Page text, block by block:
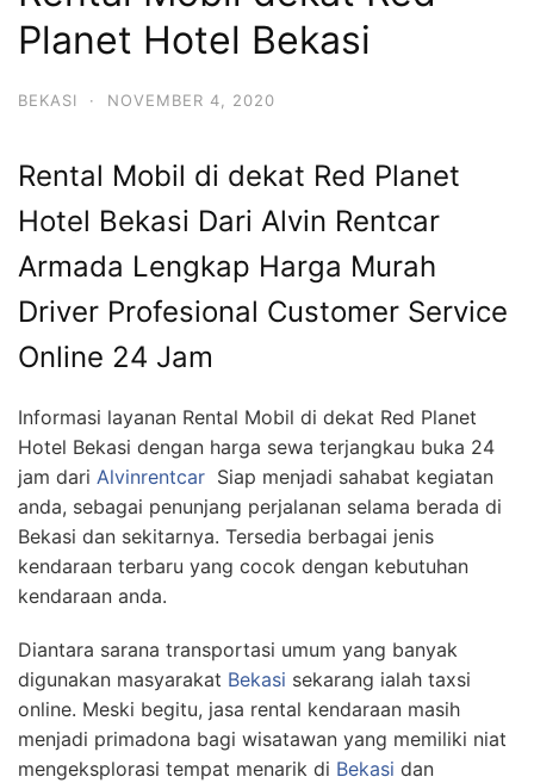
Planet Hotel Bekasi
BEKASI · NOVEMBER 4, 2020
Rental Mobil di dekat Red Planet
Hotel Bekasi Dari Alvin Rentcar
Armada Lengkap Harga Murah
Driver Profesional Customer Service
Online 24 Jam
Informasi layanan Rental Mobil di dekat Red Planet
Hotel Bekasi dengan harga sewa terjangkau buka 24
jam dari Alvinrentcar Siap menjadi sahabat kegiatan
anda, sebagai penunjang perjalanan selama berada di
Bekasi dan sekitarnya. Tersedia berbagai jenis
kendaraan terbaru yang cocok dengan kebutuhan
kendaraan anda.
Diantara sarana transportasi umum yang banyak
digunakan masyarakat Bekasi sekarang ialah taxsi
online. Meski begitu, jasa rental kendaraan masih
menjadi primadona bagi wisatawan yang memiliki niat
mengeksplorasi tempat menarik di Bekasi dan